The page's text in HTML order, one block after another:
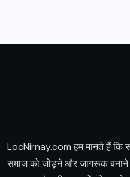
LocNirnay.com हम मानते हैं कि
समाज को जोड़ने और जागरूक बनाने